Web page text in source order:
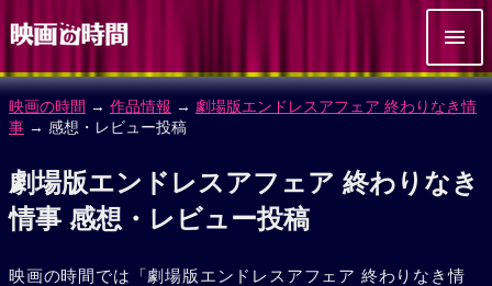
映画の時間 → 作品情報 → 劇場版エンドレスアフェア 終わりなき情
事 → 感想・レビュー投稿
劇場版エンドレスアフェア 終わりなき
情事 感想・レビュー投稿
映画の時間では「劇場版エンドレスアフェア 終わりなき情